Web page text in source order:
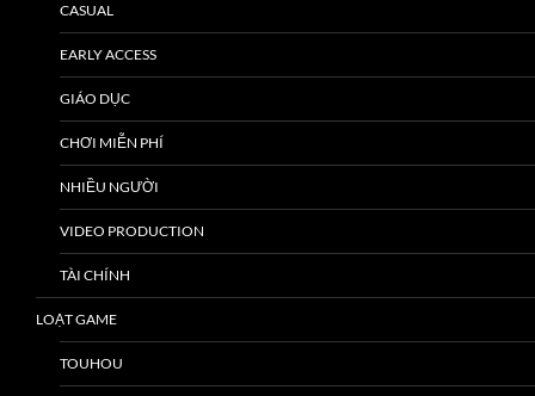
CASUAL
EARLY ACCESS
GIÁO DỤC
CHƠI MIỄN PHÍ
NHIỀU NGƯỜI
VIDEO PRODUCTION
TÀI CHÍNH
LOẠT GAME
TOUHOU